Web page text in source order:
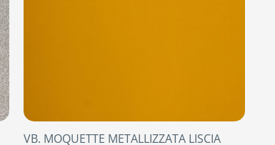
VB. MOQUETTE METALLIZZATA LISCIA